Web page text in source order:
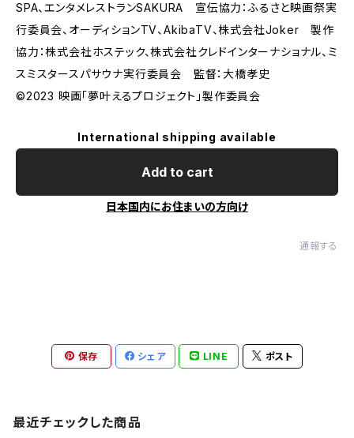
SPA、エンタメレストランSAKURA 宣伝協力：ふるさと映画祭実
行委員会、オーディションTV、AkibaTV、株式会社Joker 製作
協力：株式会社ホステック、株式会社クレドインターナショナル、ミ
スミスタースパサウナ実行委員会 監督：大橋孝史
©2023 映画「夢叶えるプロジェクト」製作委員会
International shipping available
Add to cart
日本国内にお住まいの方向け
通報する
保存 シェア LINE ポスト
最近チェックした商品